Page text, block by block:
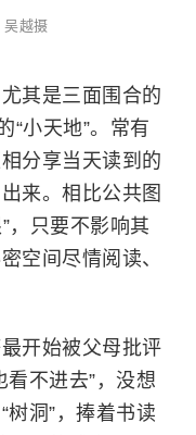
吴越摄
其是三面围合的
“小天地”。常有
分享当天读到的
来。相比公共图
，只要不影响其
空间尽情阅读、
开始被父母批评
不进去”，没想
树洞”，捧着书读